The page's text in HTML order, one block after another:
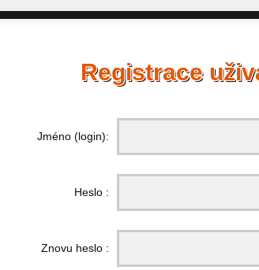
Registrace
Jméno (login):
Heslo :
Znovu heslo :